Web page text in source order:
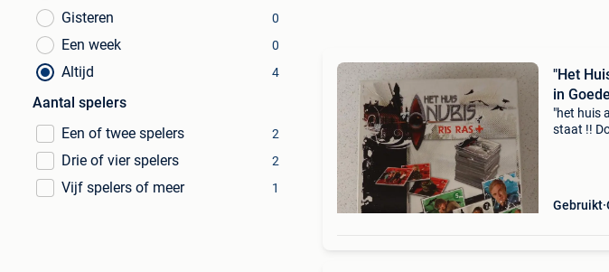
Gisteren 0
Een week 0
Altijd 4
Aantal spelers
Een of twee spelers
2
Drie of vier spelers 2
Vijf spelers of meer 1
"Het
in
"het huis
staat !!
Gebruikt